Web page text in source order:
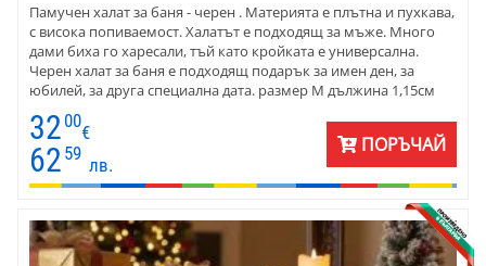
Памучен халат за баня - черен . Материята е плътна и пухкава,
с висока попиваемост. Халатът е подходящ за мъже. Много
дами биха го харесали, тъй като кройката е универсална.
Черен халат за баня е подходящ подарък за имен ден, за
юбилей, за друга специална дата. размер М дължина 1,15см
размер L дължина 1,25см размер XL дължина 1,30см размер
ХXLдължина 1,30см
32 00
€
62 59
лв.
ПОРЪЧАЙ